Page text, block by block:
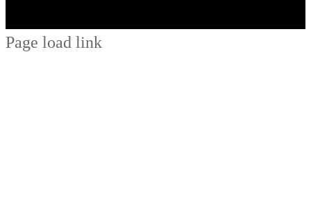
Page load link